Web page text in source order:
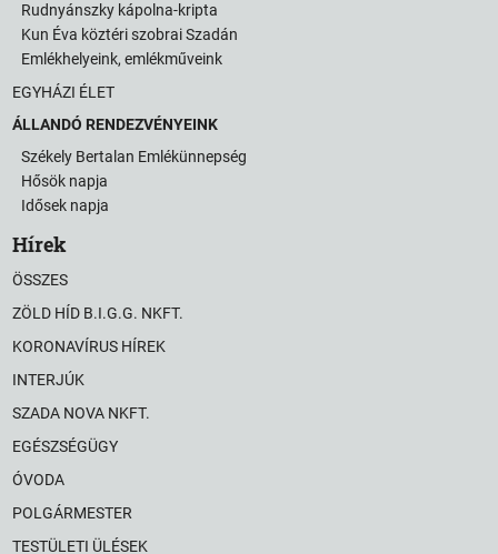
Rudnyánszky kápolna-kripta
Kun Éva köztéri szobrai Szadán
Emlékhelyeink, emlékműveink
EGYHÁZI ÉLET
ÁLLANDÓ RENDEZVÉNYEINK
Székely Bertalan Emlékünnepség
Hősök napja
Idősek napja
Hírek
ÖSSZES
ZÖLD HÍD B.I.G.G. NKFT.
KORONAVÍRUS HÍREK
INTERJÚK
SZADA NOVA NKFT.
EGÉSZSÉGÜGY
ÓVODA
POLGÁRMESTER
TESTÜLETI ÜLÉSEK